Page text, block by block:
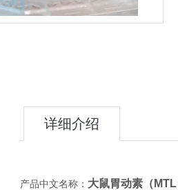
详细介绍
产品中文名称： 大鼠胃动素（